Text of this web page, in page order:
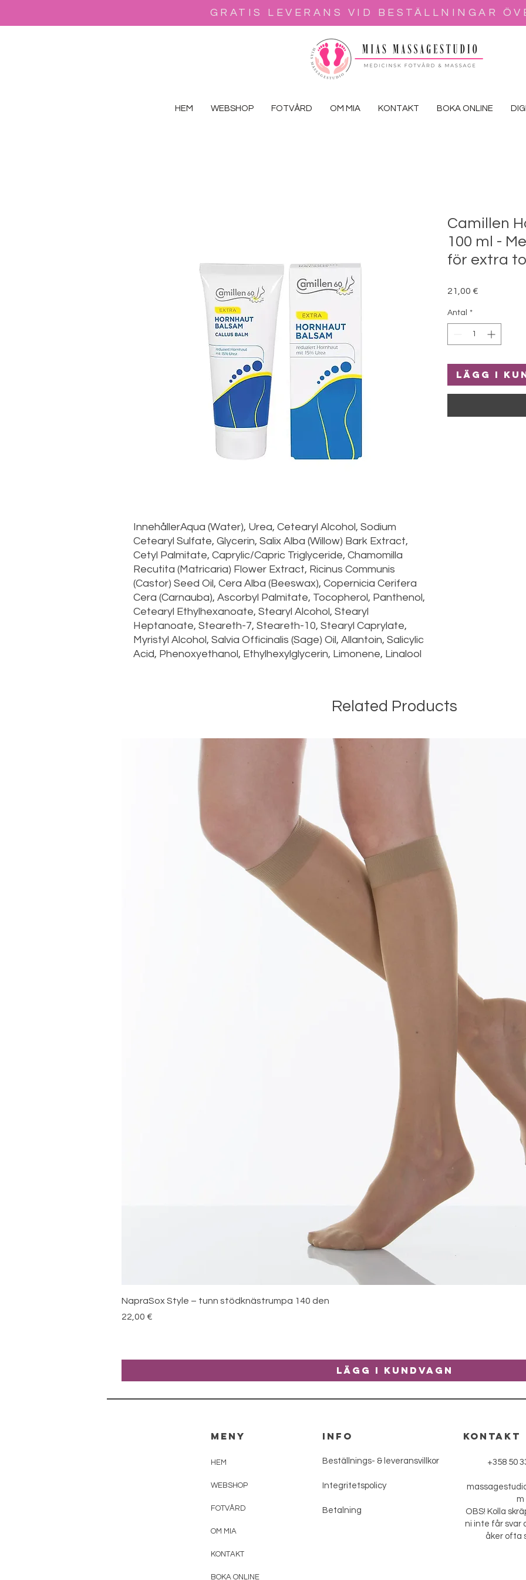
GRATIS LEVERANS VID BESTÄLLNINGAR
HEM WEBSHOP FOTVÅRD OM MIA KONTAKT BOKA ONLINE
InnehållerAqua (Water), Urea, Cetearyl Alcohol, Sodium
Cetearyl Sulfate, Glycerin, Salix Alba (Willow) Bark Extract,
Cetyl Palmitate, Caprylic/Capric Triglyceride, Chamomilla
Recutita (Matricaria) Flower Extract, Ricinus Communis
(Castor) Seed Oil, Cera Alba (Beeswax), Copernicia Cerifera
Cera (Carnauba), Ascorbyl Palmitate, Tocopherol, Panthenol,
Cetearyl Ethylhexanoate, Stearyl Alcohol, Stearyl
Heptanoate, Steareth-7, Steareth-10, Stearyl Caprylate,
Myristyl Alcohol, Salvia Officinalis (Sage) Oil, Allantoin, Salicylic
Acid, Phenoxyethanol, Ethylhexylglycerin, Limonene, Linalool
Camillen
100 ml -
för extra
21,00 €
Antal *
Lägg i
Related Products
NapraSox Style – tunn stödknästrumpa 140 den
Pris
22,00 €
Lägg i kundvagn
MENY
HEM
WEBSHOP
FOTVÅRD
OM MIA
KONTAKT
BOKA ONLINE
INFO
Beställnings- & leveransvillkor
Integritetspolicy
Betalning
KONTAKT
+358 50
m
OBS! Kolla
ni inte får svar
åker ofta